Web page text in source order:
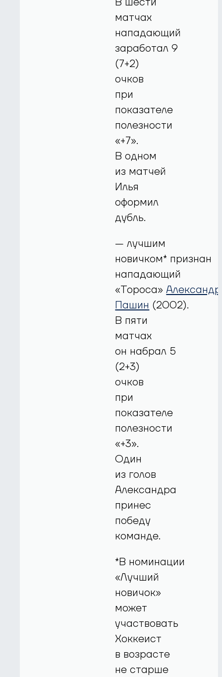
матчах
нападающий
заработал 9
(7+2)
очков
при
показателе
полезности
«+7».
В одном
из матчей
Илья
оформил
дубль.
— лучшим
новичком* признан
нападающий
«Тороса»Александр
Пашин (2002).
В пяти
матчах
он набрал 5
(2+3)
очков
при
показателе
полезности
«+3».
Один
из голов
Александра
принес
победу
команде.
*В номинации
«Лучший
новичок»
может
участвовать
Хоккеист
в возрасте
не старше